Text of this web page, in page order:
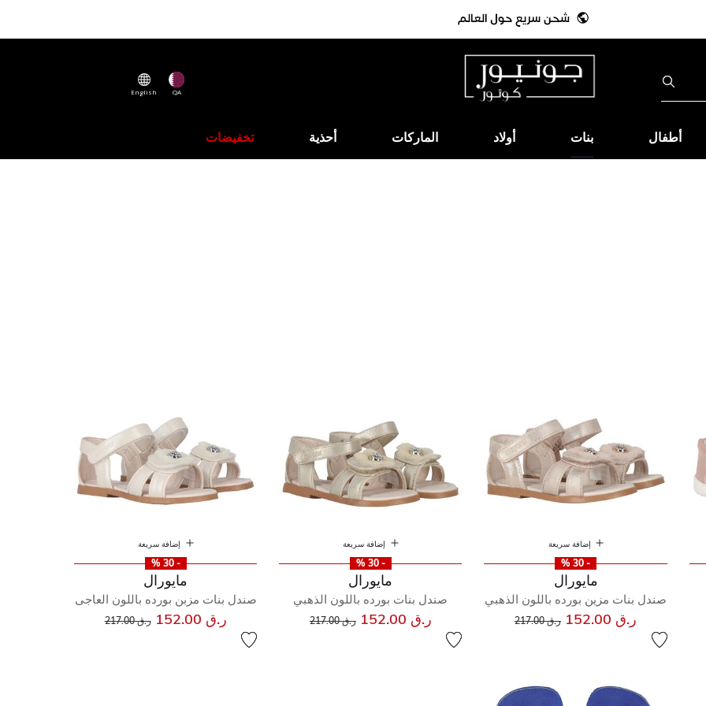
QA
English
أطفال بنات أولاد الماركات أحذية تخفيضات
إضافة سريعة
- 30 %
مايورال
صندل بنات مزين بورده باللون الذهبي
ر.ق 152.00 سعر مخفض من
ر.ق 217.00 إلى
إضافة سريعة
- 30 %
مايورال
صندل بنات بورده باللون الذهبي
ر.ق 152.00 سعر مخفض من
ر.ق 217.00 إلى
إضافة سريعة
- 30 %
مايورال
صندل بنات مزبن بورده باللون العاجى
ر.ق 152.00 سعر مخفض من
ر.ق 217.00 إلى